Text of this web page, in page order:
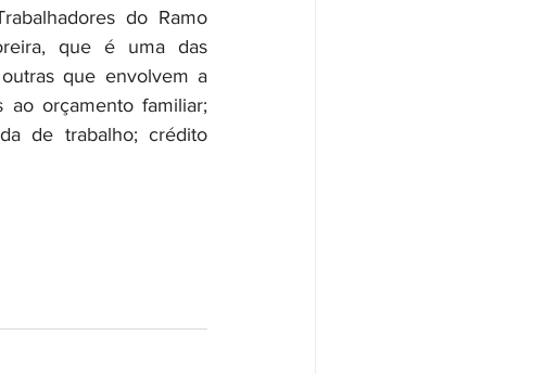
do Ramo
que é uma das
que envolvem a
orçamento familiar;
de trabalho; crédito